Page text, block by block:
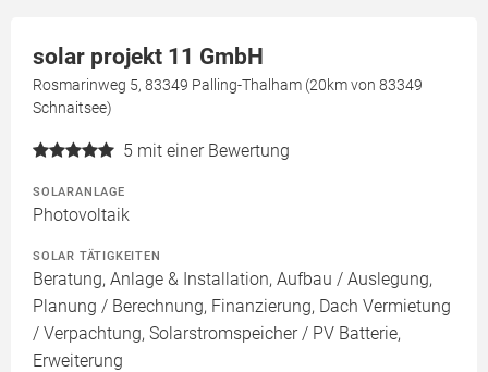
solar projekt 11 GmbH
Rosmarinweg 5, 83349 Palling-Thalham (20km von 83349
Schnaitsee)
5 mit einer Bewertung
SOLARANLAGE
Photovoltaik
SOLAR TÄTIGKEITEN
Beratung, Anlage & Installation, Aufbau / Auslegung,
Planung / Berechnung, Finanzierung, Dach Vermietung
/ Verpachtung, Solarstromspeicher / PV Batterie,
Erweiterung